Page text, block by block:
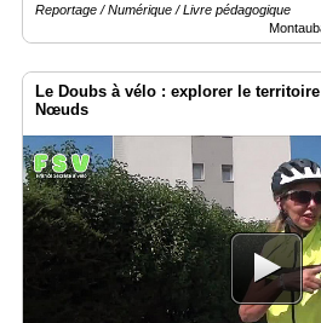
Reportage / Numérique / Livre pédagogique
Le Doubs à vélo : explorer le
Nœuds